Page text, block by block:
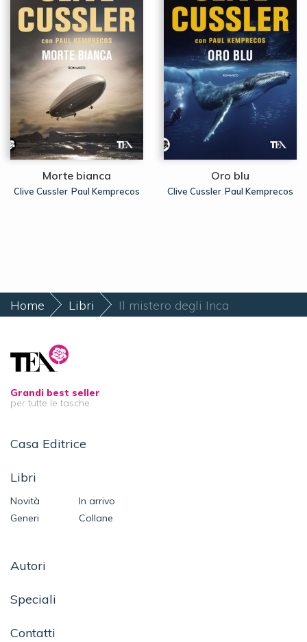
Morte bianca
Clive Cussler, Paul Kemprecos
Oro blu
Clive Cussler, Paul Kemprecos
Home Libri Il mistero degli Inca
Grandi best seller
per tutte le tasche
Casa Editrice
Libri
Novità
In arrivo
Generi
Collane
Autori
Speciali
Contatti